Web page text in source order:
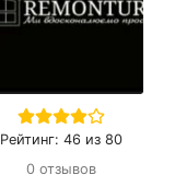
Рейтинг: 46 из 80
0 отзывов